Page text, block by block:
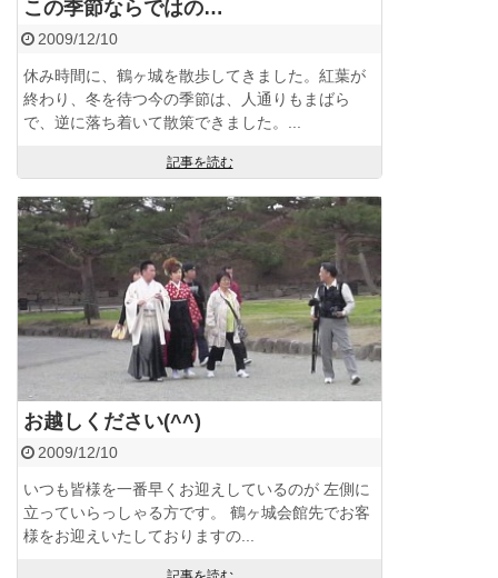
この季節ならではの…
2009/12/10
休み時間に、鶴ヶ城を散歩してきました。紅葉が
終わり、冬を待つ今の季節は、人通りもまばら
で、逆に落ち着いて散策できました。...
記事を読む
お越しください(^^)
2009/12/10
いつも皆様を一番早くお迎えしているのが 左側に
立っていらっしゃる方です。 鶴ヶ城会館先でお客
様をお迎えいたしておりますの...